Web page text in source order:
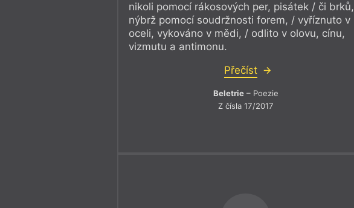
nikoli pomocí rákosových per, pisátek / či brků,
nýbrž pomocí soudržnosti forem, / vyříznuto v
oceli, vykováno v mědi, / odlito v olovu, cínu,
vizmutu a antimonu.
Přečíst
Beletrie– Poezie
Z čísla 17/2017